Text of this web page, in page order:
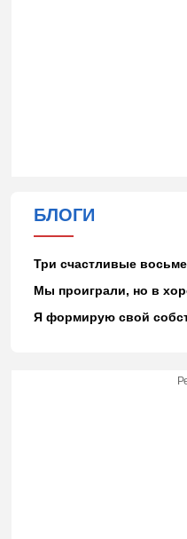
БЛОГИ
Три счастливые
Мы проиграли, но в
Я формирую свой